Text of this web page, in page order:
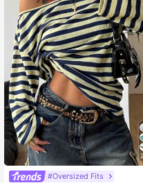
#Oversized Fits